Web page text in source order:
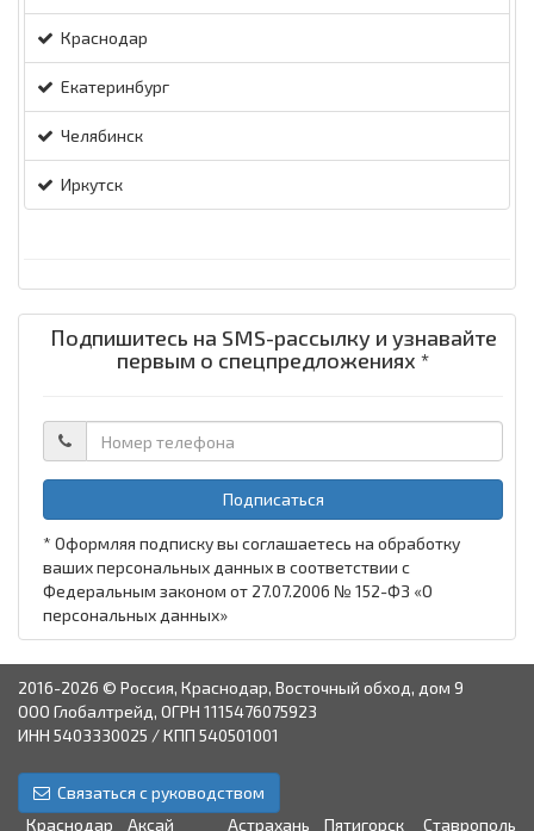
Краснодар
Екатеринбург
Челябинск
Иркутск
Подпишитесь на SMS-рассылку и узнавайте
первым о спецпредложениях *
Подписаться
* Оформляя подписку вы соглашаетесь на обработку
ваших персональных данных в соответствии с
Федеральным законом от 27.07.2006 № 152-ФЗ «О
персональных данных»
2016-2026 © Россия, Краснодар, Восточный обход, дом 9
ООО Глобалтрейд, ОГРН 1115476075923
ИНН 5403330025 / КПП 540501001
Связаться с руководством
Краснодар
Аксай Астрахань Пятигорск Ставрополь